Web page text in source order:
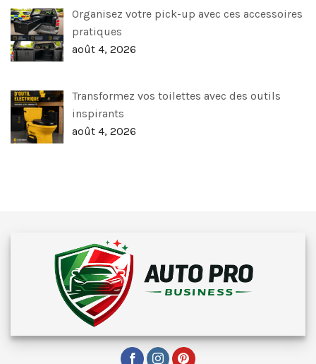
Organisez votre pick-up avec ces accessoires
pratiques
août 4, 2026
Transformez vos toilettes avec des outils
inspirants
août 4, 2026